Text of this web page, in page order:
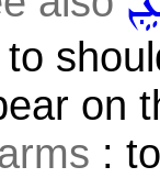
to
on
: